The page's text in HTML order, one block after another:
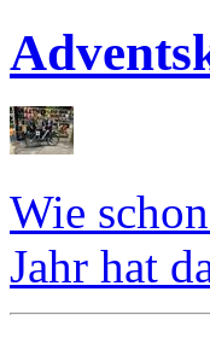
Wie
Jahr hat